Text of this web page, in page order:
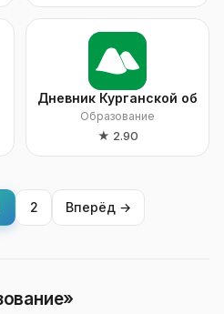
Дневник Курганской
Образование
★ 2.90
2 Вперёд →